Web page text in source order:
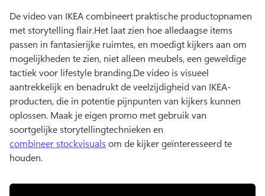
De video van IKEA combineert praktische productopnamen
met storytelling flair.Het laat zien hoe alledaagse items
passen in fantasierijke ruimtes, en moedigt kijkers aan om
mogelijkheden te zien, niet alleen meubels, een geweldige
tactiek voor lifestyle branding.De video is visueel
aantrekkelijk en benadrukt de veelzijdigheid van IKEA-
producten, die in potentie pijnpunten van kijkers kunnen
oplossen. Maak je eigen promo met gebruik van
soortgelijke storytellingtechnieken en
combineer stockvisuals om de kijker geïnteresseerd te
houden.